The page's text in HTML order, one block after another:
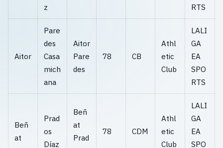
z
RTS
Aitor
Pare
des
Casa
mich
ana
Aitor
Pare
des
78 CB
Athl
etic
Club
LALI
GA
EA
SPO
RTS
Beñ
at
Prad
os
Díaz
Beñ
at
Prad
78 CDM
Athl
etic
Club
LALI
GA
EA
SPO